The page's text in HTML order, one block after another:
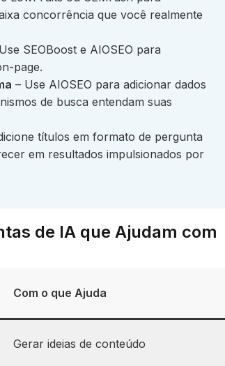
concorrência que você realmente
SEOBoost e AIOSEO para
page.
– Use AIOSEO para adicionar dados
de busca entendam suas
títulos em formato de pergunta
em resultados impulsionados por
de IA que Ajudam com
Com o que Ajuda
Gerar ideias de conteúdo